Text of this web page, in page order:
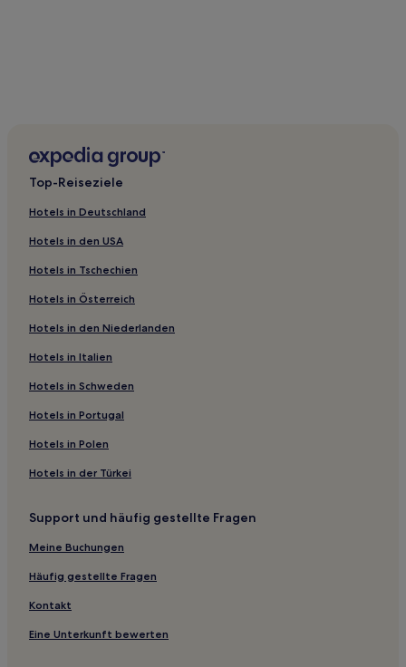
Top-Reiseziele
Hotels in Deutschland
Hotels in den USA
Hotels in Tschechien
Hotels in Österreich
Hotels in den Niederlanden
Hotels in Italien
Hotels in Schweden
Hotels in Portugal
Hotels in Polen
Hotels in der Türkei
Support und häufig gestellte Fragen
Meine Buchungen
Häufig gestellte Fragen
Kontakt
Eine Unterkunft bewerten